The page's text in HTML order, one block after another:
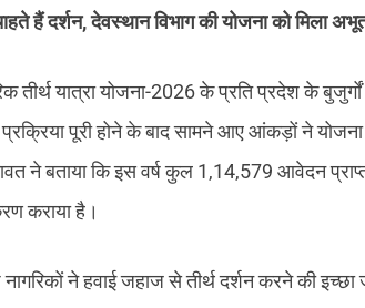
हैं दर्शन, देवस्थान विभाग की योजना को मिला
तीर्थ यात्रा योजना-2026 के प्रति प्रदेश के
पूरी होने के बाद सामने आए आंकड़ों ने
ने बताया कि इस वर्ष कुल 1,14,579 आवेदन
कराया है।
ने हवाई जहाज से तीर्थ दर्शन करने की